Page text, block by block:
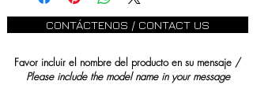
CONTÁCTENOS / CONTACT US
Favor incluir el nombre del producto en su mensaje /
Please include the model name in your message